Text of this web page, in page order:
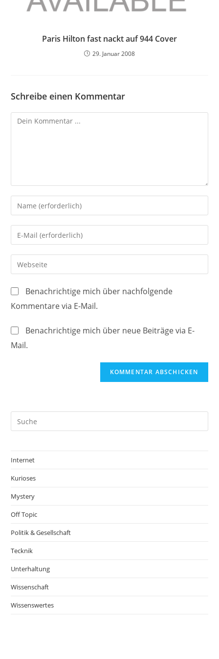
Paris Hilton fast nackt auf 944 Cover
29. Januar 2008
Schreibe einen Kommentar
Kommentieren
Gib
deinen
Namen
oder
Benutzernamen
zum
ein
Gib
deine
E-
Mail-
zum
Kommentieren
Gib
deine
Website-
URL
ein
Benachrichtige mich über nachfolgende
Kommentare via E-Mail.
Benachrichtige mich über neue Beiträge via E-
Mail.
Internet
Kurioses
Mystery
Off Topic
Politik & Gesellschaft
Tecknik
Unterhaltung
Wissenschaft
Wissenswertes